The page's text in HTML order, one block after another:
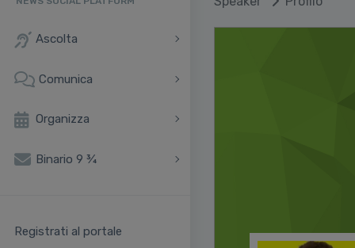
Ascolta
Comunica
Organizza
Binario 9 ¾
Registrati al portale